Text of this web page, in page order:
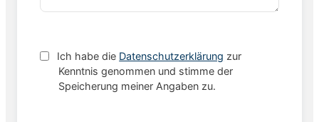
Ich habe die Datenschutzerklärung zur
Kenntnis genommen und stimme der
Speicherung meiner Angaben zu.